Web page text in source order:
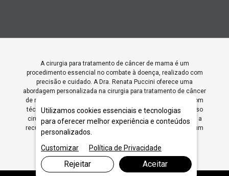
A cirurgia para tratamento de câncer de mama é um
procedimento essencial no combate à doença, realizado com
precisão e cuidado. A Dra. Renata Puccini oferece uma
abordagem personalizada na cirurgia para tratamento de câncer
de mama, priorizando a saúde e o bem-estar da paciente. Com
técnica especializada, a Dra. Renata orienta sobre o processo
cirúrgico e o acompanhamento pós-operatório, promovendo a
recuperação e o apoio emocional necessário, sempre com um
Utilizamos cookies essenciais e tecnologias
para oferecer melhor experiência e conteúdos
personalizados.
Customizar
Política de Privacidade
Rejeitar Aceitar